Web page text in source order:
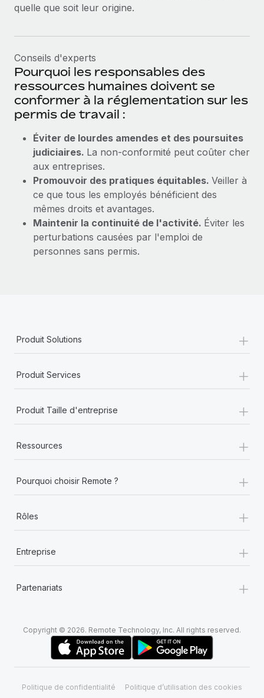
quelle que soit leur origine.
Conseils d'experts
Pourquoi les responsables des
ressources humaines doivent se
conformer à la réglementation sur les
permis de travail :
Éviter de lourdes amendes et des poursuites
judiciaires. La non-conformité peut coûter cher
aux entreprises.
Promouvoir des pratiques équitables. Veiller à
ce que tous les employés bénéficient des
mêmes droits et avantages.
Maintenir la continuité de l'activité. Éviter les
perturbations causées par l'emploi de
personnes sans permis.
Produit Solutions +
Produit Services +
Produit Taille d'entreprise +
Ressources +
Pourquoi choisir Remote ? +
Rôles +
Entreprise +
Partenariats +
Copyright © 2026. Remote Technology, Inc. All rights reserved.
Politique de confidentialité Politique d’utilisation des cookies